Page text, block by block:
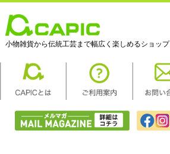
小物雑貨から伝統工芸まで幅広く楽しめるショップ